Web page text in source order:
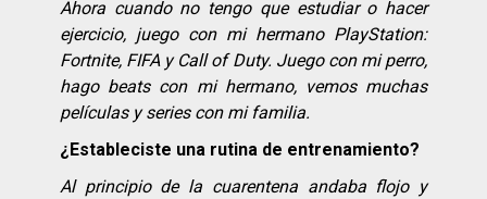
Ahora cuando no tengo que estudiar o hacer
ejercicio, juego con mi hermano PlayStation:
Fortnite, FIFA y Call of Duty. Juego con mi perro,
hago beats con mi hermano, vemos muchas
películas y series con mi familia.
¿Estableciste una rutina de entrenamiento?
Al principio de la cuarentena andaba flojo y